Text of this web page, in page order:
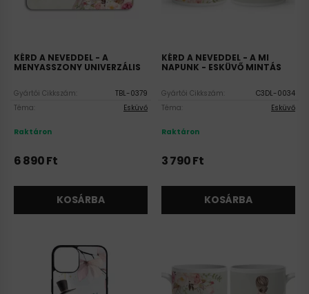
KÉRD A NEVEDDEL - A
MENYASSZONY UNIVERZÁLIS
Gyártói Cikkszám:
TBL-0379
Téma:
Esküvő
Raktáron
6 890Ft
KOSÁRBA
KÉRD A NEVEDDEL - A MI
NAPUNK - ESKÜVŐ MINTÁS
Gyártói Cikkszám:
C3DL-0034
Téma:
Esküvő
Raktáron
3 790Ft
KOSÁRBA